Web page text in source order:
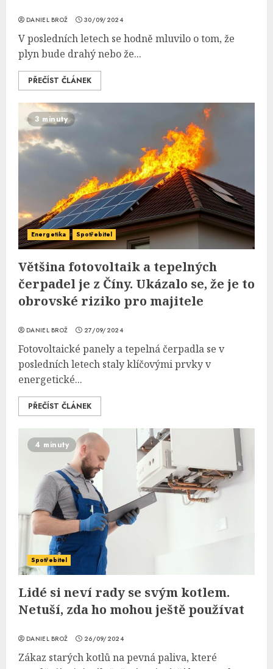
DANIEL BROŽ 30/09/2024
V posledních letech se hodně mluvilo o tom, že
plyn bude drahý nebo že...
PŘEČÍST ČLÁNEK
3 minuty
Energetika Spotřebitel
Většina fotovoltaik a tepelných
čerpadel je z Číny. Ukázalo se, že je to
obrovské riziko pro majitele
DANIEL BROŽ 27/09/2024
Fotovoltaické panely a tepelná čerpadla se v
posledních letech staly klíčovými prvky v
energetické...
PŘEČÍST ČLÁNEK
4 minuty
Spotřebitel
Lidé si neví rady se svým kotlem.
Netuší, zda ho mohou ještě používat
DANIEL BROŽ 26/09/2024
Zákaz starých kotlů na pevná paliva, které